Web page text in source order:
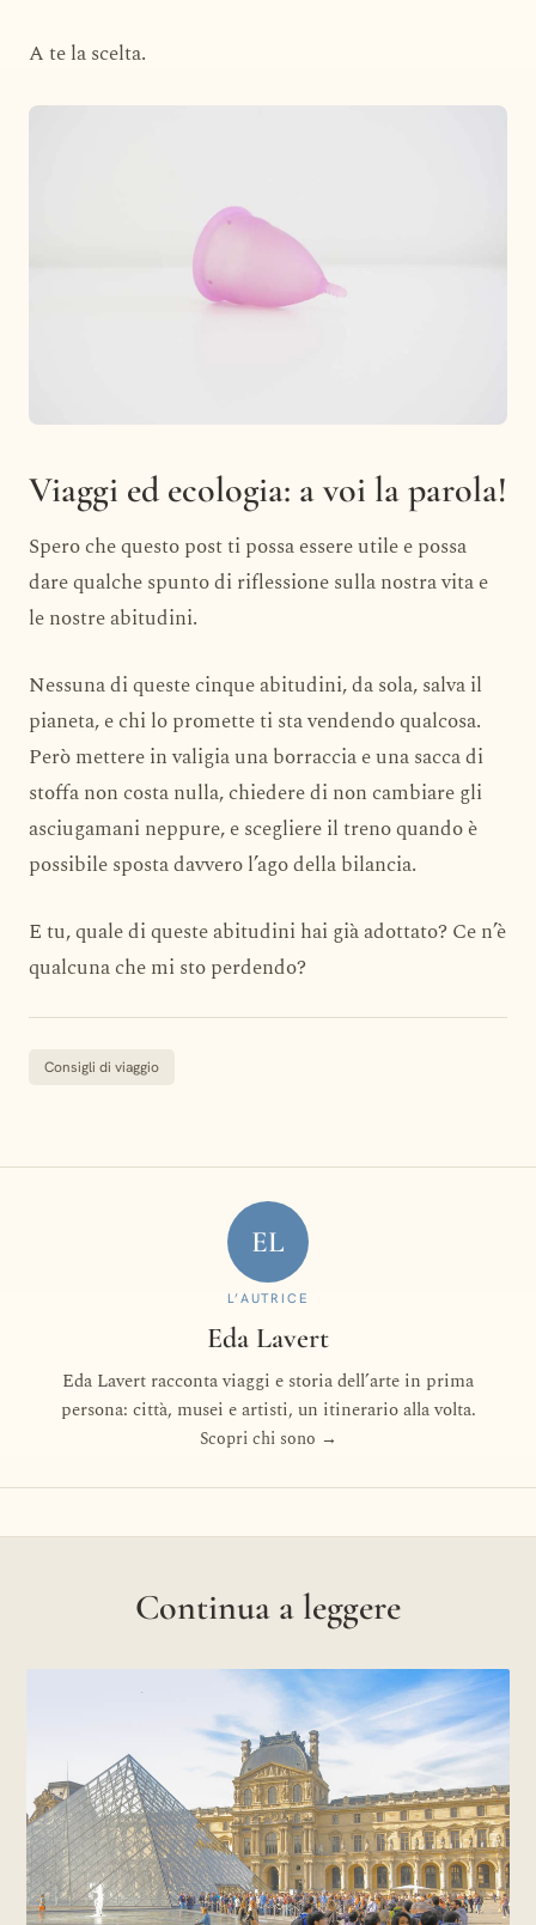
A te la scelta.
Viaggi ed ecologia: a voi la parola!
Spero che questo post ti possa essere utile e possa
dare qualche spunto di riflessione sulla nostra vita e
le nostre abitudini.
Nessuna di queste cinque abitudini, da sola, salva il
pianeta, e chi lo promette ti sta vendendo qualcosa.
Però mettere in valigia una borraccia e una sacca di
stoffa non costa nulla, chiedere di non cambiare gli
asciugamani neppure, e scegliere il treno quando è
possibile sposta davvero l’ago della bilancia.
E tu, quale di queste abitudini hai già adottato? Ce n’è
qualcuna che mi sto perdendo?
Consigli di viaggio
EL
L’AUTRICE
Eda Lavert
Eda Lavert racconta viaggi e storia dell’arte in prima
persona: città, musei e artisti, un itinerario alla volta.
Scopri chi sono →
Continua a leggere